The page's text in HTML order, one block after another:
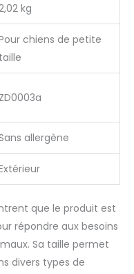
animaux de
corgis,
yorkies, chihuahua,
poméranie,
les sièges avant et
universelle
s'adapte
et chats de
et moyenne
de moins de
11,3 kg. Convient
le siège
ou arrière
voitures, SUV
kg
chiens de petite
taille
ZD0003a
allergène
que le produit est
répondre aux besoins
Sa taille permet
divers types de